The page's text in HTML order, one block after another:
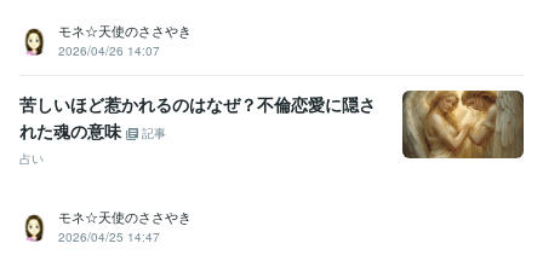
モネ☆天使のささやき
2026/04/26 14:07
苦しいほど惹かれるのはなぜ？不倫恋愛に隠さ
れた魂の意味
記事
占い
モネ☆天使のささやき
2026/04/25 14:47